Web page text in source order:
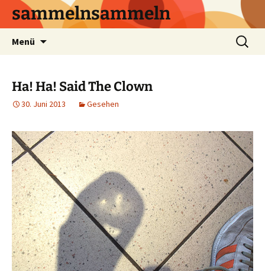
sammelnsammeln
Menü
Suchen
nach:
Ha! Ha! Said The Clown
30. Juni 2013 Gesehen